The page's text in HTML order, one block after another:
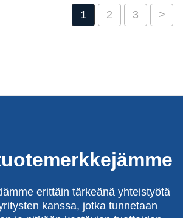
1 2 3 >
erittäin tärkeänä yhteistyötä
kanssa, jotka tunnetaan